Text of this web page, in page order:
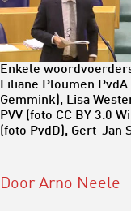
Enkele
Liliane Ploumen
Gemmink), Lisa
PVV (foto CC BY 3.0
(foto PvdD), Gert-Jan
Door Arno Neele